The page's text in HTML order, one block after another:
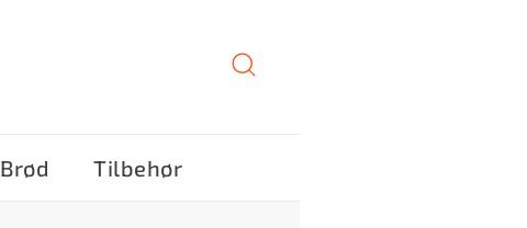
Brød Tilbehør